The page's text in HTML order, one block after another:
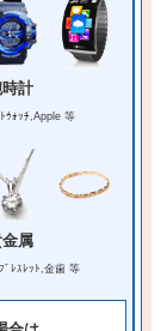
時計
ｳｫｯﾁ,Apple 等
属
ﾞﾚｽﾚｯﾄ,金歯 等